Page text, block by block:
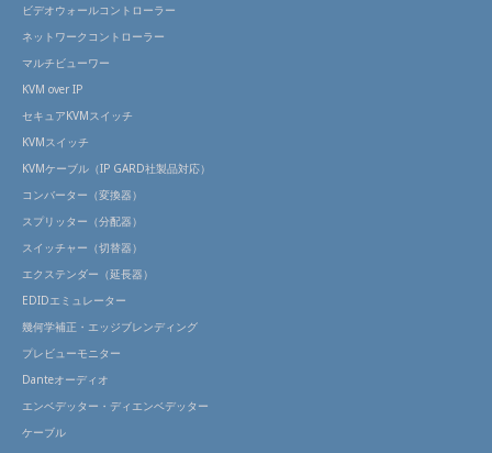
ビデオウォールコントローラー
ネットワークコントローラー
マルチビューワー
KVM over IP
セキュアKVMスイッチ
KVMスイッチ
KVMケーブル（IP GARD社製品対応）
コンバーター（変換器）
スプリッター（分配器）
スイッチャー（切替器）
エクステンダー（延長器）
EDIDエミュレーター
幾何学補正・エッジブレンディング
プレビューモニター
Danteオーディオ
エンベデッター・ディエンベデッター
ケーブル